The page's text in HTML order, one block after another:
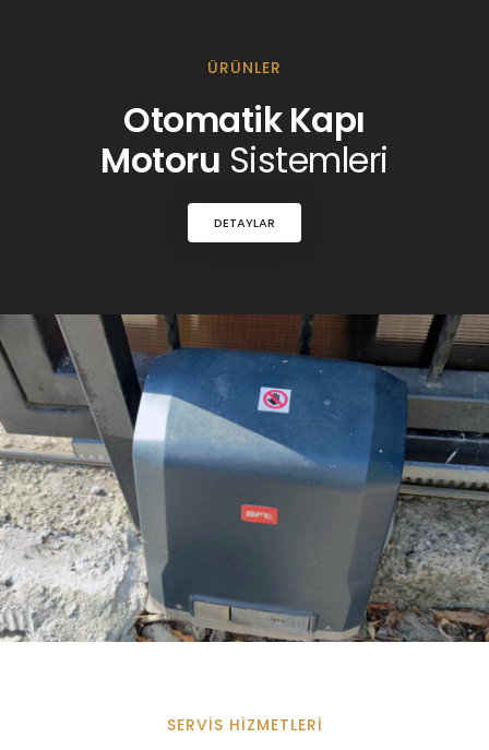
ÜRÜNLER
Otomatik Kapı
Motoru Sistemleri
DETAYLAR
SERVIS HIZMETLERI